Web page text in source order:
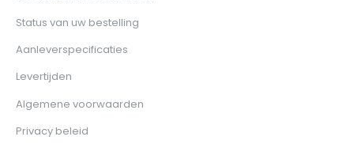
Status van uw bestelling
Aanleverspecificaties
Levertijden
Algemene voorwaarden
Privacy beleid